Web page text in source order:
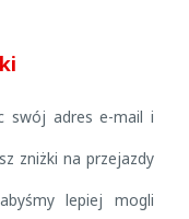
swój adres e-mail i
zniżki na przejazdy
lepiej mogli